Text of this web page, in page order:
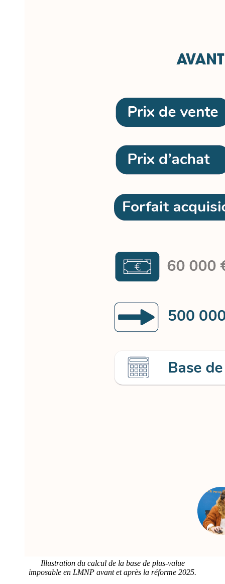
Illustration du calcul de la base de plus-value
imposable en LMNP avant et après la réforme 2025.